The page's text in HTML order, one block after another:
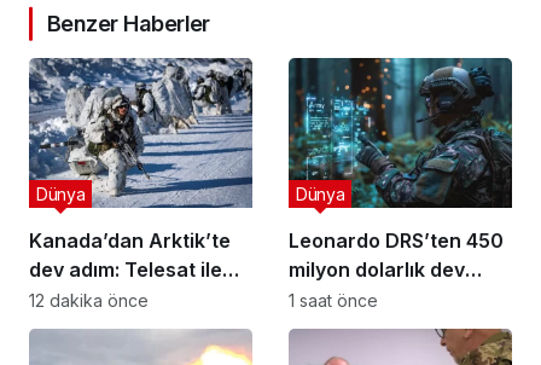
Benzer Haberler
Kanada’dan Arktik’te
dev adım: Telesat ile
devasa anlaşma!
Dünya
12 dakika önce
Leonardo DRS’ten 450
milyon dolarlık dev
satın alma
Dünya
1 saat önce